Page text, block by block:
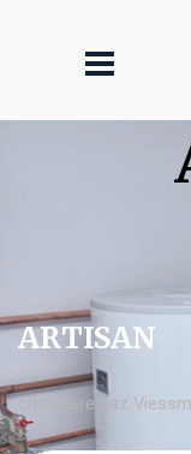
ARTISAN
chaudière gaz